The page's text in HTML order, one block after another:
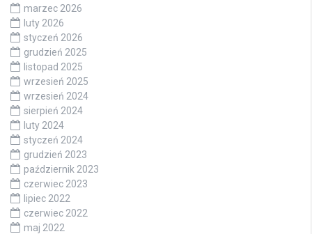
marzec 2026
luty 2026
styczeń 2026
grudzień 2025
listopad 2025
wrzesień 2025
wrzesień 2024
sierpień 2024
luty 2024
styczeń 2024
grudzień 2023
październik 2023
czerwiec 2023
lipiec 2022
czerwiec 2022
maj 2022